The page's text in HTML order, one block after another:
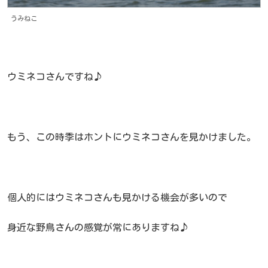
うみねこ
ウミネコさんですね♪
もう、この時季はホントにウミネコさんを見かけました。
個人的にはウミネコさんも見かける機会が多いので
身近な野鳥さんの感覚が常にありますね♪